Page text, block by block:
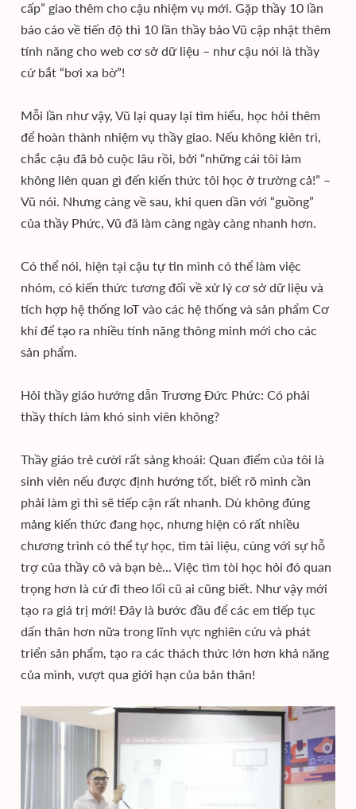
cấp” giao thêm cho cậu nhiệm vụ mới. Gặp thầy 10 lần
báo cáo về tiến độ thì 10 lần thầy bảo Vũ cập nhật thêm
tính năng cho web cơ sở dữ liệu – như cậu nói là thầy
cứ bắt “bơi xa bờ”!
Mỗi lần như vậy, Vũ lại quay lại tìm hiểu, học hỏi thêm
để hoàn thành nhiệm vụ thầy giao. Nếu không kiên trì,
chắc cậu đã bỏ cuộc lâu rồi, bởi “những cái tôi làm
không liên quan gì đến kiến thức tôi học ở trường cả!” –
Vũ nói. Nhưng càng về sau, khi quen dần với “guồng”
của thầy Phức, Vũ đã làm càng ngày càng nhanh hơn.
Có thể nói, hiện tại cậu tự tin mình có thể làm việc
nhóm, có kiến thức tương đối về xử lý cơ sở dữ liệu và
tích hợp hệ thống IoT vào các hệ thống và sản phẩm Cơ
khí để tạo ra nhiều tính năng thông minh mới cho các
sản phẩm.
Hỏi thầy giáo hướng dẫn Trương Đức Phức: Có phải
thầy thích làm khó sinh viên không?
Thầy giáo trẻ cười rất sảng khoái: Quan điểm của tôi là
sinh viên nếu được định hướng tốt, biết rõ mình cần
phải làm gì thì sẽ tiếp cận rất nhanh. Dù không đúng
mảng kiến thức đang học, nhưng hiện có rất nhiều
chương trình có thể tự học, tìm tài liệu, cùng với sự hỗ
trợ của thầy cô và bạn bè... Việc tìm tòi học hỏi đó quan
trọng hơn là cứ đi theo lối cũ ai cũng biết. Như vậy mới
tạo ra giá trị mới! Đây là bước đầu để các em tiếp tục
dấn thân hơn nữa trong lĩnh vực nghiên cứu và phát
triển sản phẩm, tạo ra các thách thức lớn hơn khả năng
của mình, vượt qua giới hạn của bản thân!